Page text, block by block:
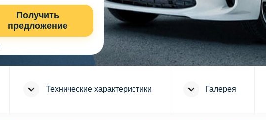
Получить
предложение
Технические характеристики Галерея